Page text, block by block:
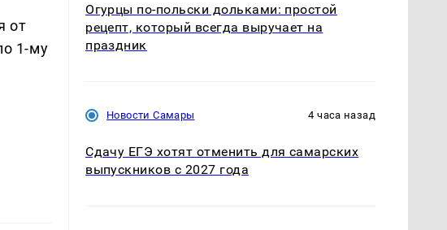
от
1-му
Огурцы по‑польски дольками: простой
рецепт, который всегда выручает на
праздник
Новости Самары 4 часа назад
Сдачу ЕГЭ хотят отменить для самарских
выпускников с 2027 года